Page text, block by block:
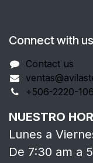
Connect with us
Contact us
+506-2220-
NUESTRO
Lunes a
De 7:30 am a